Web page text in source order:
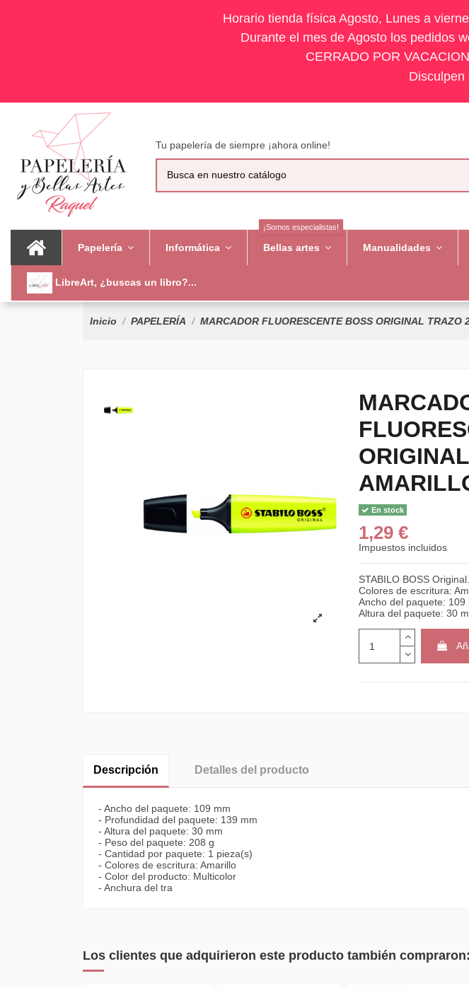
Horario tienda física Agosto, Lunes a
Durante el mes de Agosto los pedidos
CERRADO POR
Disculpen
Tu papelería de siempre ¡ahora online!
Papelería Informática Bellas artes
¡Somos especialistas!
Manualidades
LibreArt, ¿buscas un libro?...
Inicio PAPELERÍA MARCADOR FLUORESCENTE BOSS ORIGINAL
En stock
1,29 €
Impuestos incluidos
STABILO BOSS
Colores de escritura:
Ancho del paquete:
Altura del paquete: 30
Descripción Detalles del producto
- Ancho del paquete: 109 mm
- Profundidad del paquete: 139 mm
- Altura del paquete: 30 mm
- Peso del paquete: 208 g
- Cantidad por paquete: 1 pieza(s)
- Colores de escritura: Amarillo
- Color del producto: Multicolor
- Anchura del tra
Los clientes que adquirieron este producto también compraron: